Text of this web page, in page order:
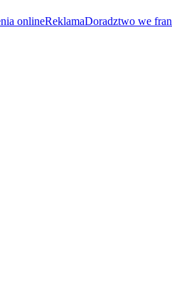
onlineReklamaDoradztwo we